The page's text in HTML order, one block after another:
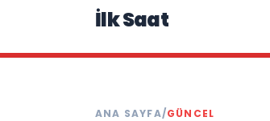
İlk Saat
ANA SAYFA/GÜNCEL